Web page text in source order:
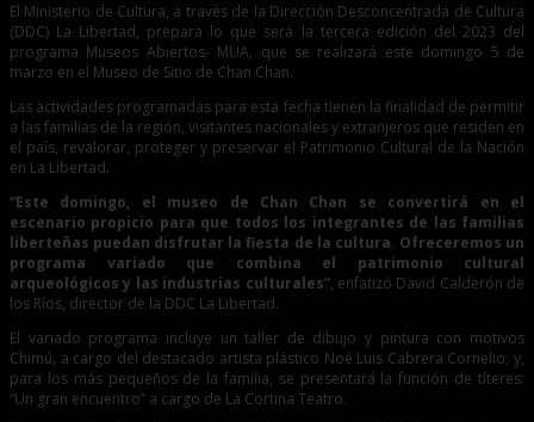
El Ministerio de Cultura, a través de la Dirección Desconcentrada de Cultura
(DDC) La Libertad, prepara lo que será la tercera edición del 2023 del
programa Museos Abiertos- MUA, que se realizará este domingo 5 de
marzo en el Museo de Sitio de Chan Chan.
Las actividades programadas para esta fecha tienen la finalidad de permitir
a las familias de la región, visitantes nacionales y extranjeros que residen en
el país, revalorar, proteger y preservar el Patrimonio Cultural de la Nación
en La Libertad.
“Este domingo, el museo de Chan Chan se convertirá en el
escenario propicio para que todos los integrantes de las familias
liberteñas puedan disfrutar la fiesta de la cultura. Ofreceremos un
programa variado que combina el patrimonio cultural
arqueológicos y las industrias culturales”, enfatizó David Calderón de
los Ríos, director de la DDC La Libertad.
El variado programa incluye un taller de dibujo y pintura con motivos
Chimú, a cargo del destacado artista plástico Noé Luis Cabrera Cornelio; y,
para los más pequeños de la familia, se presentará la función de títeres:
“Un gran encuentro” a cargo de La Cortina Teatro.